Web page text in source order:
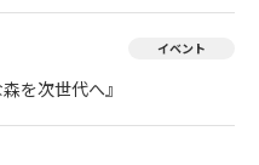
イベント
を次世代へ』